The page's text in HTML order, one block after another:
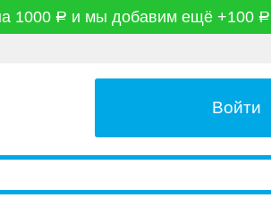
1000 руб и мы добавим ещё +100 руб
Войти